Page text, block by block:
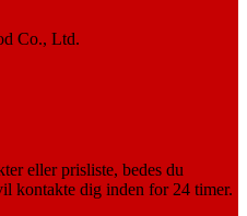
Co., Ltd.
eller prisliste, bedes du
kontakte dig inden for 24 timer.